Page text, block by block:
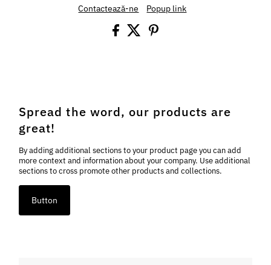
Contactează-ne Popup link
Spread the word, our products are
great!
By adding additional sections to your product page you can add
more context and information about your company. Use additional
sections to cross promote other products and collections.
Button